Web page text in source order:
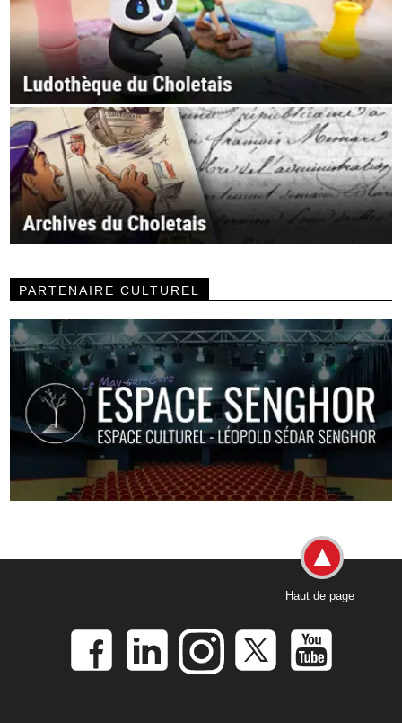
PARTENAIRE CULTUREL
Haut de page